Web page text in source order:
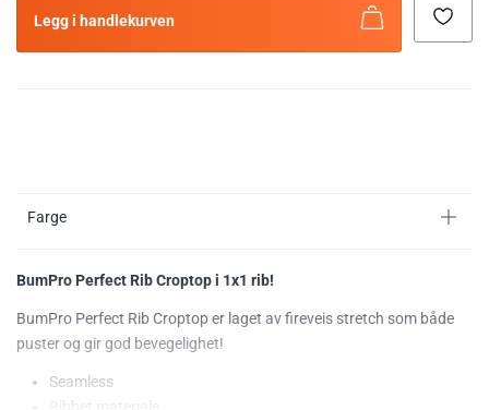
Legg i handlekurven
Farge
BumPro Perfect Rib Croptop i 1x1 rib!
BumPro Perfect Rib Croptop er laget av fireveis stretch som både
puster og gir god bevegelighet!
Seamless